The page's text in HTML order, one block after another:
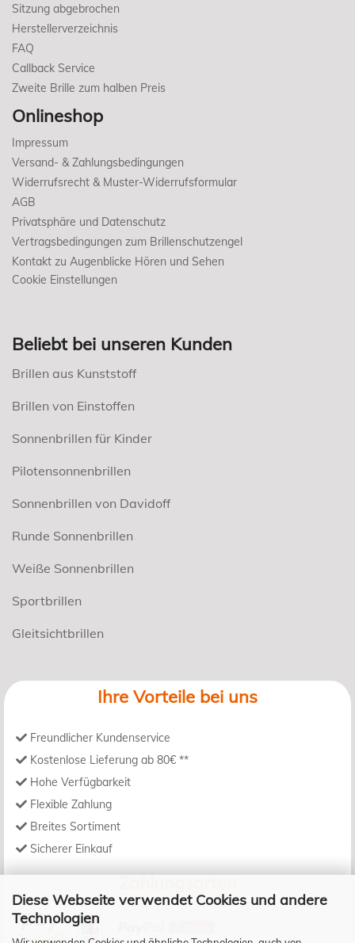
Diese Webseite verwendet Cookies und andere
Technologien
Sitzung abgebrochen
Herstellerverzeichnis
FAQ
Callback Service
Zweite Brille zum halben Preis
Onlineshop
Impressum
Versand- & Zahlungsbedingungen
Widerrufsrecht & Muster-Widerrufsformular
AGB
Privatsphäre und Datenschutz
Vertragsbedingungen zum Brillenschutzengel
Kontakt zu Augenblicke Hören und Sehen
Cookie Einstellungen
Beliebt bei unseren Kunden
Brillen aus Kunststoff
Brillen von Einstoffen
Sonnenbrillen für Kinder
Pilotensonnenbrillen
Sonnenbrillen von Davidoff
Runde Sonnenbrillen
Weiße Sonnenbrillen
Sportbrillen
Gleitsichtbrillen
Ihre Vorteile bei uns
Freundlicher Kundenservice
Kostenlose Lieferung ab 80€ **
Hohe Verfügbarkeit
Flexible Zahlung
Breites Sortiment
Sicherer Einkauf